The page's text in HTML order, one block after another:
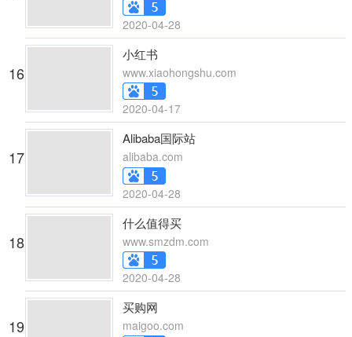
2020-04-28
16
小红书
www.xiaohongshu.com
2020-04-17
17
Alibaba国际站
alibaba.com
2020-04-28
18
什么值得买
www.smzdm.com
2020-04-28
19
买购网
maigoo.com